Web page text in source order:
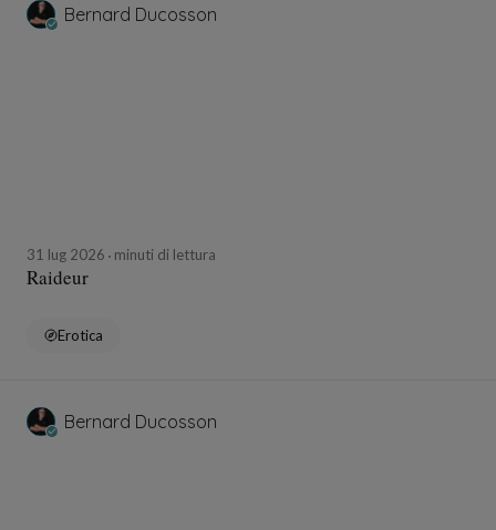
Bernard Ducosson
31 lug 2026 minuti di lettura
Raideur
Erotica
Bernard Ducosson